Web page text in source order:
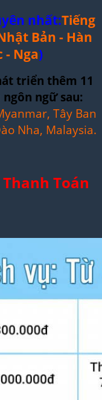
nhất:Tiếng
Bản - Hàn
- Nga)
triển thêm 11
ngữ sau:
Tây Ban
Nha, Malaysia.
Toán